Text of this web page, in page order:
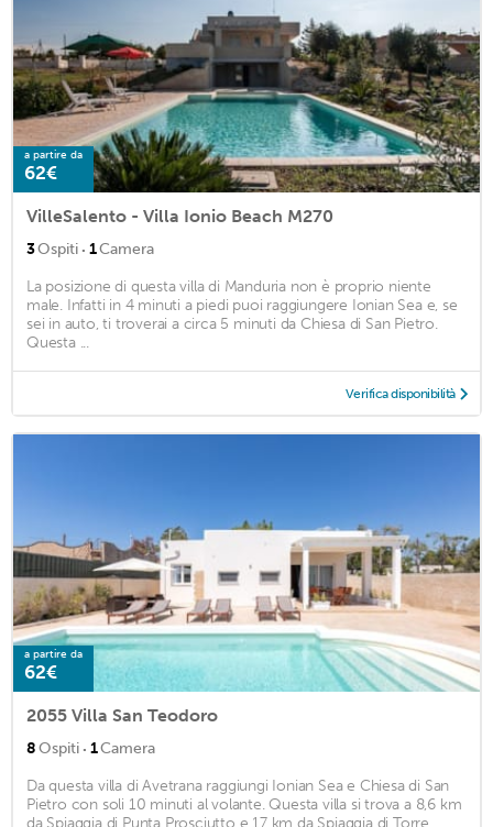
a partire da
62€
VilleSalento - Villa Ionio Beach M270
3Ospiti · 1Camera
La posizione di questa villa di Manduria non è proprio niente
male. Infatti in 4 minuti a piedi puoi raggiungere Ionian Sea e, se
sei in auto, ti troverai a circa 5 minuti da Chiesa di San Pietro.
Questa ...
Verifica disponibilità
a partire da
62€
2055 Villa San Teodoro
8Ospiti · 1Camera
Da questa villa di Avetrana raggiungi Ionian Sea e Chiesa di San
Pietro con soli 10 minuti al volante. Questa villa si trova a 8,6 km
da Spiaggia di Punta Prosciutto e 17 km da Spiaggia di Torre